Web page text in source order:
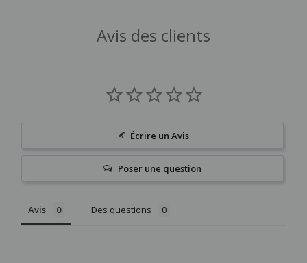
Avis des clients
Écrire un Avis
Poser une question
Avis Des questions